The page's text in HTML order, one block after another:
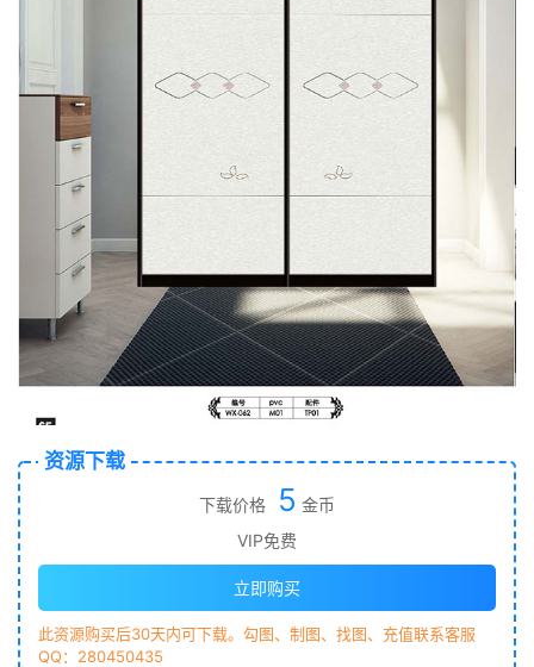
资源下载
下载价格 5 金币
VIP免费
立即购买
此资源购买后30天内可下载。勾图、制图、找图、充值联系客服
QQ：280450435